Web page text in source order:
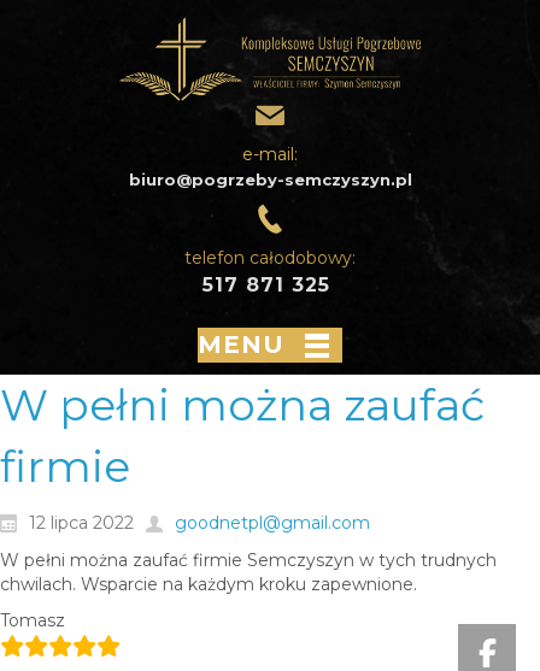
e-mail:
biuro@pogrzeby-semczyszyn.pl
telefon całodobowy:
517 871 325
MENU
W pełni można zaufać
firmie
12 lipca 2022
goodnetpl@gmail.com
W pełni można zaufać firmie Semczyszyn w tych trudnych
chwilach. Wsparcie na każdym kroku zapewnione.
Tomasz